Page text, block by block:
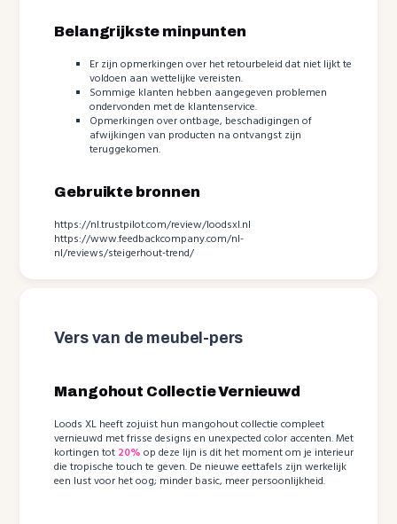
Belangrijkste minpunten
Er zijn opmerkingen over het retourbeleid dat niet lijkt te
voldoen aan wettelijke vereisten.
Sommige klanten hebben aangegeven problemen
ondervonden met de klantenservice.
Opmerkingen over ontbage, beschadigingen of
afwijkingen van producten na ontvangst zijn
teruggekomen.
Gebruikte bronnen
https://nl.trustpilot.com/review/loodsxl.nl
https://www.feedbackcompany.com/nl-
nl/reviews/steigerhout-trend/
Vers van de meubel-pers
Mangohout Collectie Vernieuwd
Loods XL heeft zojuist hun mangohout collectie compleet
vernieuwd met frisse designs en unexpected color accenten. Met
kortingen tot 20% op deze lijn is dit het moment om je interieur
die tropische touch te geven. De nieuwe eettafels zijn werkelijk
een lust voor het oog; minder basic, meer persoonlijkheid.